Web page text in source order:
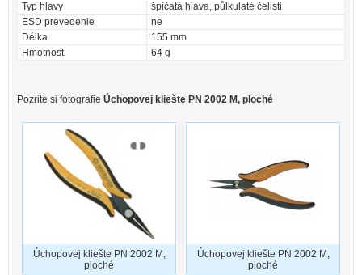
Typ hlavy
špičatá hlava, půlkulaté čelisti
ESD prevedenie
ne
Délka
155 mm
Hmotnost
64 g
Pozrite si fotografie Úchopovej kliešte PN 2002 M, ploché
Úchopovej kliešte PN 2002 M,
ploché
Úchopovej kliešte PN 2002 M,
ploché